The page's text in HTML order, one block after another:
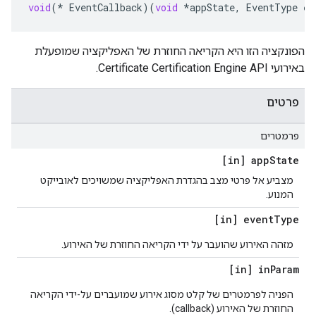
void(* EventCallback)(void *appState, EventType
הפונקציה הזו היא הקריאה החוזרת של האפליקציה שמופעלת
באירועי Certificate Certification Engine API.
פרטים
פרמטרים
[in] appState
מצביע אל פרטי מצב בהגדרת האפליקציה שמשויכים לאובייקט
המנוע.
[in] eventType
מזהה האירוע שהועבר על ידי הקריאה החוזרת של האירוע.
[in] inParam
הפניה לפרמטרים של קלט מסוג אירוע שמועברים על-ידי הקריאה
החוזרת של האירוע (callback).